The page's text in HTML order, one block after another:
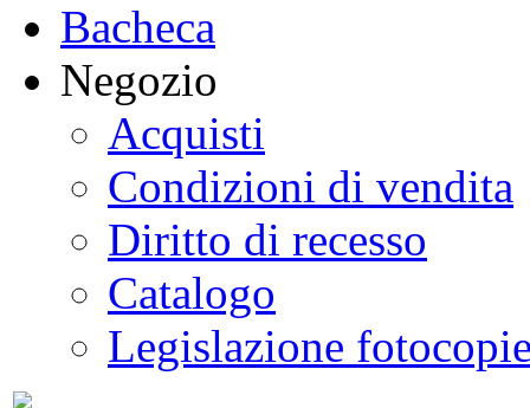
Bacheca
Negozio
Acquisti
Condizioni di vendita
Diritto di recesso
Catalogo
Legislazione